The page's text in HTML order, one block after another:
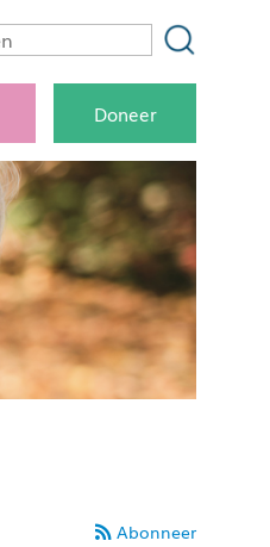
Doneer
Abonneer